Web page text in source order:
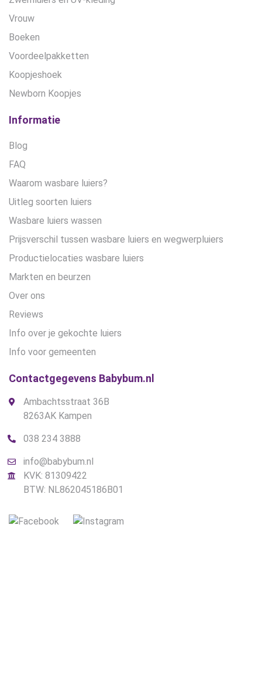
Vrouw
Boeken
Voordeelpakketten
Koopjeshoek
Newborn Koopjes
Informatie
Blog
FAQ
Waarom wasbare luiers?
Uitleg soorten luiers
Wasbare luiers wassen
Prijsverschil tussen wasbare luiers en wegwerpluiers
Productielocaties wasbare luiers
Markten en beurzen
Over ons
Reviews
Info over je gekochte luiers
Info voor gemeenten
Contactgegevens Babybum.nl
Ambachtsstraat 36B
8263AK Kampen
038 234 3888
info@babybum.nl
KVK: 81309422
BTW: NL862045186B01